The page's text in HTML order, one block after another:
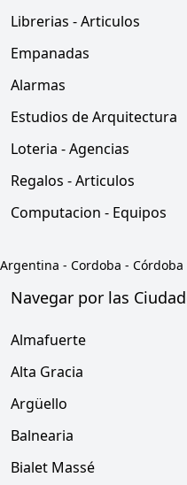
Librerias - Articulos
Empanadas
Alarmas
Estudios de Arquitectura
Loteria - Agencias
Regalos - Articulos
Computacion - Equipos
Argentina - Cordoba - Córdoba
Navegar por las
Almafuerte
Alta Gracia
Argüello
Balnearia
Bialet Massé